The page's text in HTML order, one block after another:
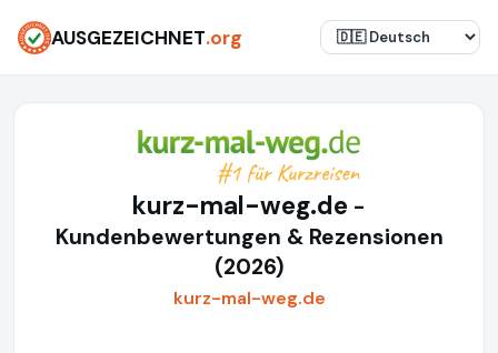
AUSGEZEICHNET.org
kurz-mal-weg.de -
Kundenbewertungen & Rezensionen
(2026)
kurz-mal-weg.de